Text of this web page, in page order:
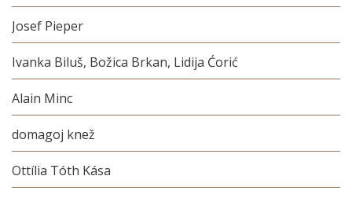
Josef Pieper
Ivanka Biluš, Božica Brkan, Lidija Ćorić
Alain Minc
domagoj knež
Ottília Tóth Kása